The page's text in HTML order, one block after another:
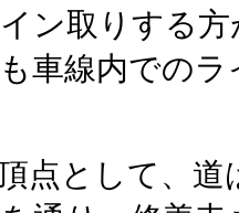
ン取りする
車線内での
点として、道